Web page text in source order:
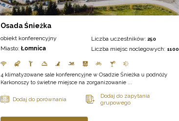
Osada Śnieżka
obiekt konferencyjny
Miasto: Łomnica
Liczba uczestników: 250
Liczba miejsc noclegowych: 1100
4 klimatyzowane sale konferencyjne w Osadzie Śnieżka u podnóży
Karkonoszy to świetne miejsce na zorganizowanie ...